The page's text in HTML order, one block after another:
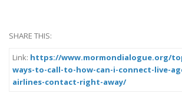
SHARE THIS:
Link: https://www.mormondialogue.org/
ways-to-call-to-how-can-i-connect-live-
airlines-contact-right-away/